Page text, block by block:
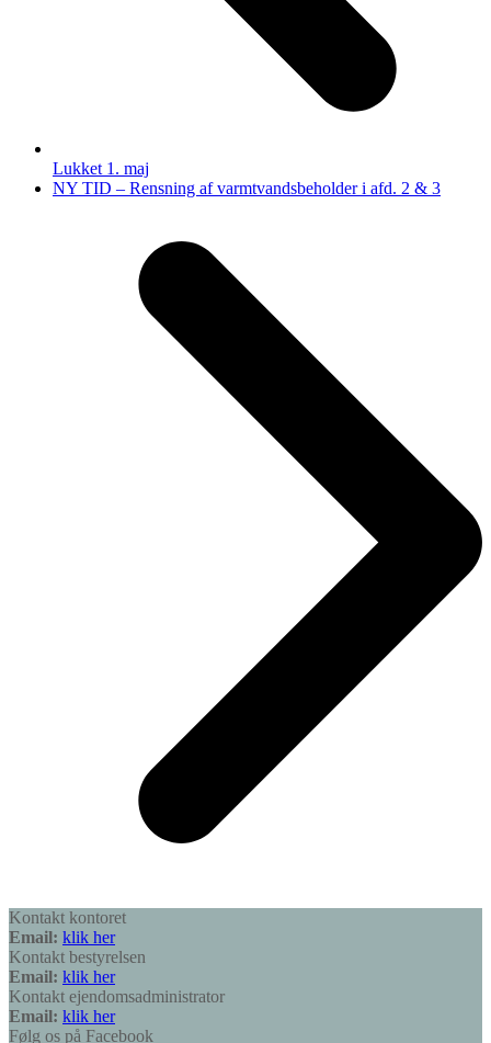
Lukket 1. maj
next
NY TID – Rensning af varmtvandsbeholder i afd. 2 & 3
Kontakt kontoret
Email: klik her
Kontakt bestyrelsen
Email: klik her
Kontakt ejendomsadministrator
Email: klik her
Følg os på Facebook